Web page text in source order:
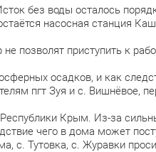
без воды осталось
насосная станция
позволят приступить к
осадков, и как
пгт Зуя и с. Вишнёвое,
Республики Крым. Из-за
чего в дома может
Тутовка, с. Журавки